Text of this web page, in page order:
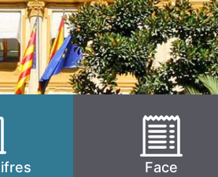
Face